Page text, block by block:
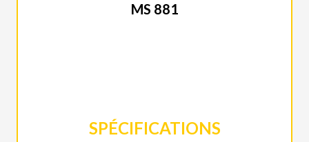
MS 881
SPÉCIFICATIONS